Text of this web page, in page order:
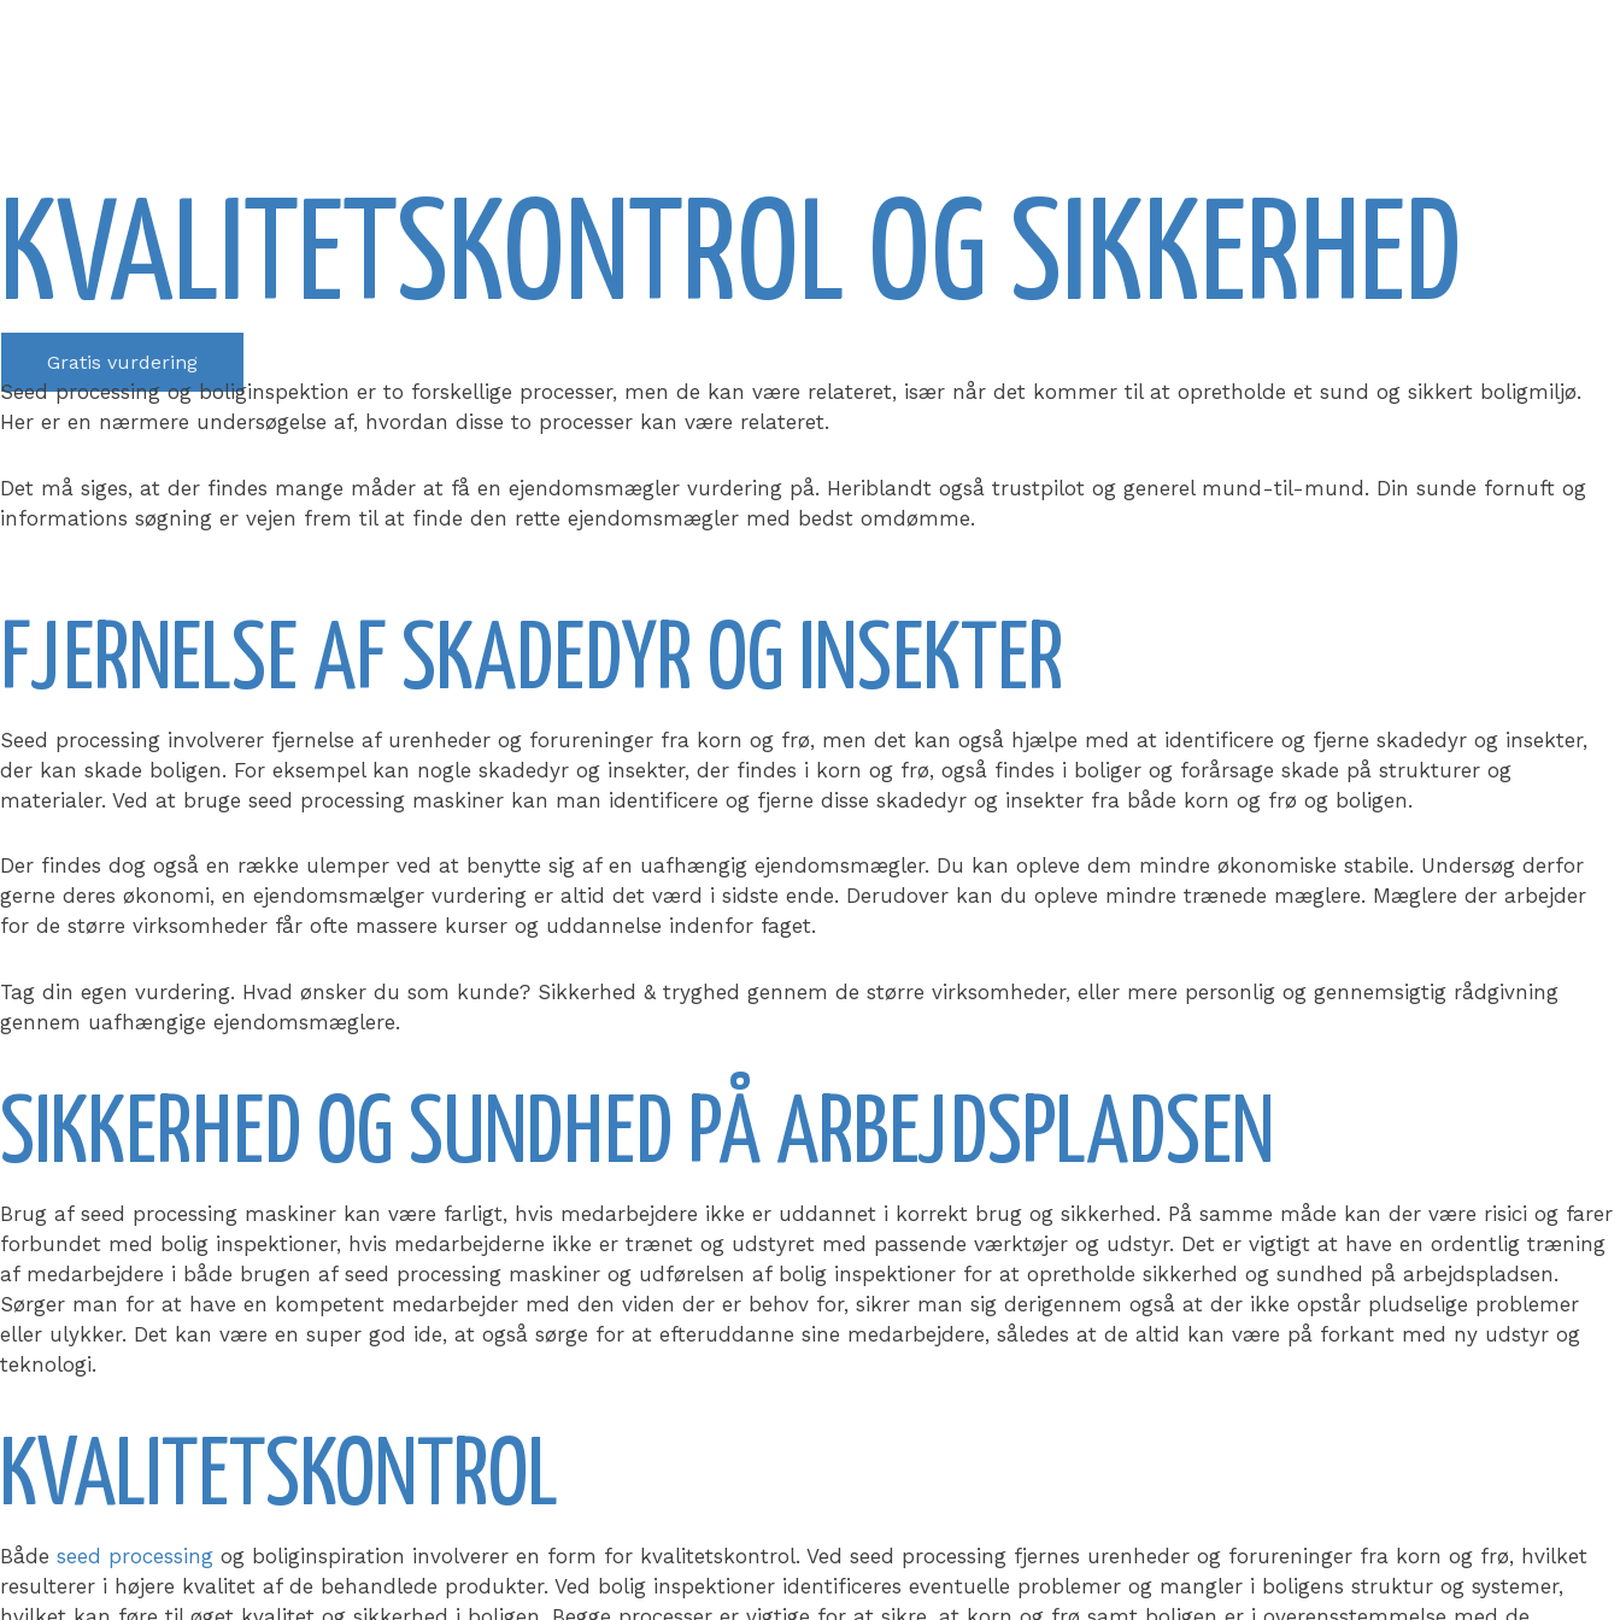
KVALITETSKONTROL OG SIKKERHED
Gratis vurdering
Seed processing og boliginspektion er to forskellige processer, men de kan være relateret, især når det kommer til at opretholde et sund og sikkert boligmiljø.
Her er en nærmere undersøgelse af, hvordan disse to processer kan være relateret.
Det må siges, at der findes mange måder at få en ejendomsmægler vurdering på. Heriblandt også trustpilot og generel mund-til-mund. Din sunde fornuft og
informations søgning er vejen frem til at finde den rette ejendomsmægler med bedst omdømme.
FJERNELSE AF SKADEDYR OG INSEKTER
Seed processing involverer fjernelse af urenheder og forureninger fra korn og frø, men det kan også hjælpe med at identificere og fjerne skadedyr og insekter,
der kan skade boligen. For eksempel kan nogle skadedyr og insekter, der findes i korn og frø, også findes i boliger og forårsage skade på strukturer og
materialer. Ved at bruge seed processing maskiner kan man identificere og fjerne disse skadedyr og insekter fra både korn og frø og boligen.
Der findes dog også en række ulemper ved at benytte sig af en uafhængig ejendomsmægler. Du kan opleve dem mindre økonomiske stabile. Undersøg derfor
gerne deres økonomi, en ejendomsmælger vurdering er altid det værd i sidste ende. Derudover kan du opleve mindre trænede mæglere. Mæglere der arbejder
for de større virksomheder får ofte massere kurser og uddannelse indenfor faget.
Tag din egen vurdering. Hvad ønsker du som kunde? Sikkerhed & tryghed gennem de større virksomheder, eller mere personlig og gennemsigtig rådgivning
gennem uafhængige ejendomsmæglere.
SIKKERHED OG SUNDHED PÅ ARBEJDSPLADSEN
Brug af seed processing maskiner kan være farligt, hvis medarbejdere ikke er uddannet i korrekt brug og sikkerhed. På samme måde kan der være risici og farer
forbundet med bolig inspektioner, hvis medarbejderne ikke er trænet og udstyret med passende værktøjer og udstyr. Det er vigtigt at have en ordentlig træning
af medarbejdere i både brugen af seed processing maskiner og udførelsen af bolig inspektioner for at opretholde sikkerhed og sundhed på arbejdspladsen.
Sørger man for at have en kompetent medarbejder med den viden der er behov for, sikrer man sig derigennem også at der ikke opstår pludselige problemer
eller ulykker. Det kan være en super god ide, at også sørge for at efteruddanne sine medarbejdere, således at de altid kan være på forkant med ny udstyr og
teknologi.
KVALITETSKONTROL
Både seed processing og boliginspiration involverer en form for kvalitetskontrol. Ved seed processing fjernes urenheder og forureninger fra korn og frø, hvilket
resulterer i højere kvalitet af de behandlede produkter. Ved bolig inspektioner identificeres eventuelle problemer og mangler i boligens struktur og systemer,